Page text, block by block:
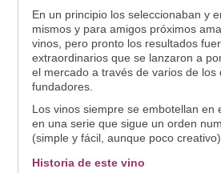
En un principio los seleccionaban y
mismos y para amigos próximos
vinos, pero pronto los resultados
extraordinarios que se lanzaron a
el mercado a través de varios de los
fundadores.
Los vinos siempre se embotellan en
en una serie que sigue un orden
(simple y fácil, aunque poco creativo).
Historia de este vino